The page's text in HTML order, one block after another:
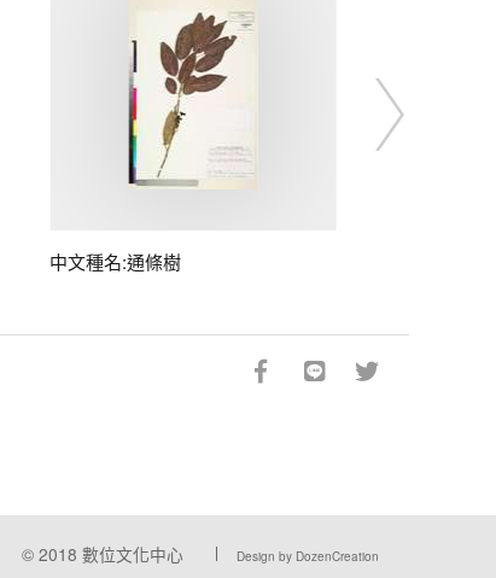
中文種名:通條樹
© 2018 數位文化中心 Design by DozenCreation